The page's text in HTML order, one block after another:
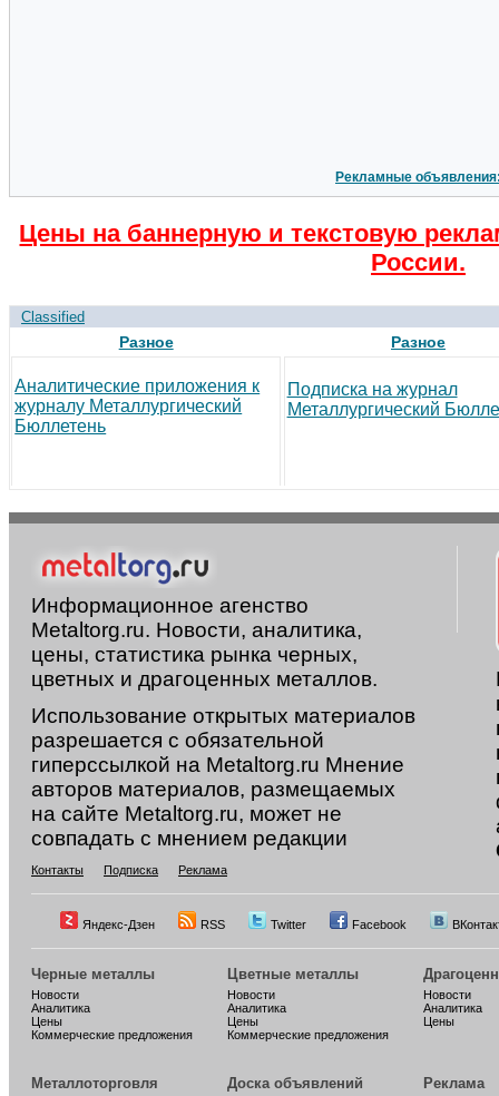
Рекламные
Цены на баннерную и текстовую
России.
Classified
Разное
Аналитические приложения к
журналу Металлургический
Бюллетень
Разное
Подписка на журнал
Металлургический
Информационное агенство
Metaltorg.ru. Новости, аналитика,
цены, статистика рынка черных,
цветных и драгоценных металлов.
Использование открытых материалов
разрешается с обязательной
гиперссылкой на Metaltorg.ru Мнение
авторов материалов, размещаемых
на сайте Metaltorg.ru, может не
совпадать с мнением редакции
Контакты Подписка Реклама
Яндекс-Дзен RSS Twitter Facebook
Черные металлы
Новости
Аналитика
Цены
Коммерческие предложения
Цветные металлы
Новости
Аналитика
Цены
Коммерческие предложения
Новости
Аналитика
Цены
Металлоторговля Доска объявлений Реклама